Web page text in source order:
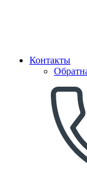
Контакты